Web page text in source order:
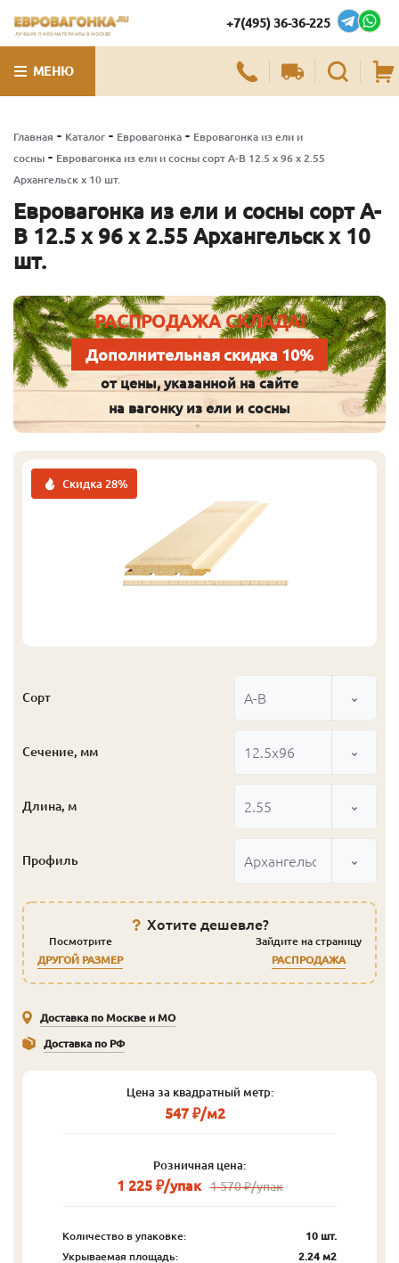
ЛУЧШИЕ ПИЛОМАТЕРИАЛЫ В МОСКВЕ
+7(495) 36-36-225
МЕНЮ
Главная - Каталог - Евровагонка - Евровагонка из ели и
сосны - Евровагонка из ели и сосны сорт А-В 12.5 x 96 x 2.55
Архангельск x 10 шт.
Евровагонка из ели и сосны сорт А-
В 12.5 x 96 x 2.55 Архангельск x 10
шт.
РАСПРОДАЖА СКЛАДА!
Дополнительная скидка 10%
от цены, указанной на сайте
на вагонку из ели и сосны
Скидка 28%
Сорт А-В
Сечение, мм 12.5x96
Длина, м 2.55
Профиль Архангельск
Хотите дешевле?
Посмотрите
ДРУГОЙ РАЗМЕР
Зайдите на страницу
РАСПРОДАЖА
Доставка по Москве и МО
Доставка по РФ
Цена за квадратный метр:
547 ₽/м2
Розничная цена:
1 225 ₽/упак 1 570 ₽/упак
Количество в упаковке:
10 шт.
Укрываемая площадь:
2.24 м2